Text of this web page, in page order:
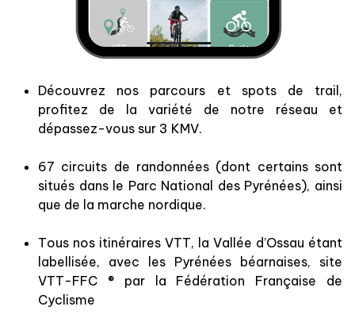
Découvrez nos parcours et spots de trail,
profitez de la variété de notre réseau et
dépassez-vous sur 3 KMV.
67 circuits de randonnées (dont certains sont
situés dans le Parc National des Pyrénées), ainsi
que de la marche nordique.
Tous nos itinéraires VTT, la Vallée d’Ossau étant
labellisée, avec les Pyrénées béarnaises, site
VTT-FFC ® par la Fédération Française de
Cyclisme